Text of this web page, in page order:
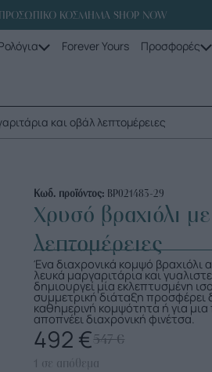
ΚΟΣΜΗΜΑ SHOP NOW
Forever Yours Προσφορές
και οβάλ λεπτομέρειες
Κωδ. προϊόντος: ΒΡ021483-29
Χρυσό βραχιόλι
λεπτομέρειες
Ένα διαχρονικά κομψό
λευκά μαργαριτάρια και
δημιουργεί μία εκλεπτυσμένη
συμμετρική διάταξη προσφέρει
καθημερινή κομψότητα ή για
αποπνέει διαχρονική φινέτσα.
547€
492 €
1 σε απόθεμα